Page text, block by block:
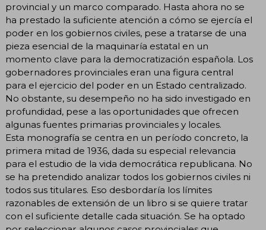
provincial y un marco comparado. Hasta ahora no se
ha prestado la suficiente atención a cómo se ejercía el
poder en los gobiernos civiles, pese a tratarse de una
pieza esencial de la maquinaría estatal en un
momento clave para la democratización española. Los
gobernadores provinciales eran una figura central
para el ejercicio del poder en un Estado centralizado.
No obstante, su desempeño no ha sido investigado en
profundidad, pese a las oportunidades que ofrecen
algunas fuentes primarias provinciales y locales.
Esta monografía se centra en un período concreto, la
primera mitad de 1936, dada su especial relevancia
para el estudio de la vida democrática republicana. No
se ha pretendido analizar todos los gobiernos civiles ni
todos sus titulares. Eso desbordaría los límites
razonables de extensión de un libro si se quiere tratar
con el suficiente detalle cada situación. Se ha optado